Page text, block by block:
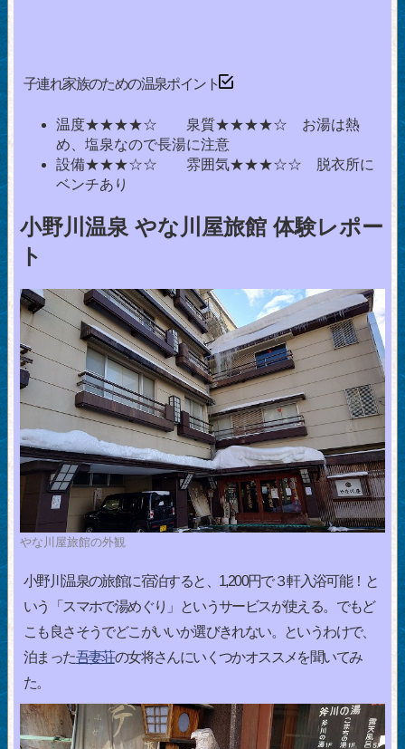
子連れ家族のための温泉ポイント
温度★★★★☆ 泉質★★★★☆ お湯は熱
め、塩泉なので長湯に注意
設備★★★☆☆ 雰囲気★★★☆☆ 脱衣所に
ベンチあり
小野川温泉 やな川屋旅館 体験レポー
ト
やな川屋旅館の外観
小野川温泉の旅館に宿泊すると、1,200円で３軒入浴可能！と
いう「スマホで湯めぐり」というサービスが使える。でもど
こも良さそうでどこがいいか選びきれない。というわけで、
泊まった吾妻荘の女将さんにいくつかオススメを聞いてみ
た。